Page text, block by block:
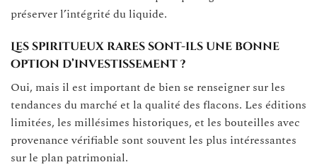
préserver l’intégrité du liquide.
Les spiritueux rares sont-ils une bonne
option d’investissement ?
Oui, mais il est important de bien se renseigner sur les
tendances du marché et la qualité des flacons. Les éditions
limitées, les millésimes historiques, et les bouteilles avec
provenance vérifiable sont souvent les plus intéressantes
sur le plan patrimonial.